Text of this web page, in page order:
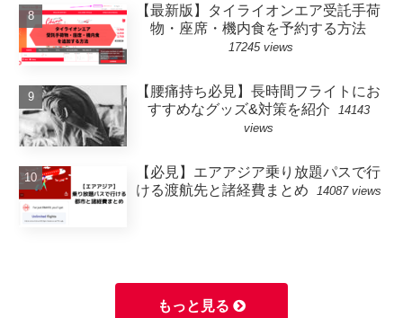
【最新版】タイライオンエア受託手荷
物・座席・機内食を予約する方法
17245 views
【腰痛持ち必見】長時間フライトにお
すすめなグッズ&対策を紹介
14143
views
【必見】エアアジア乗り放題パスで行
ける渡航先と諸経費まとめ
14087 views
もっと見る